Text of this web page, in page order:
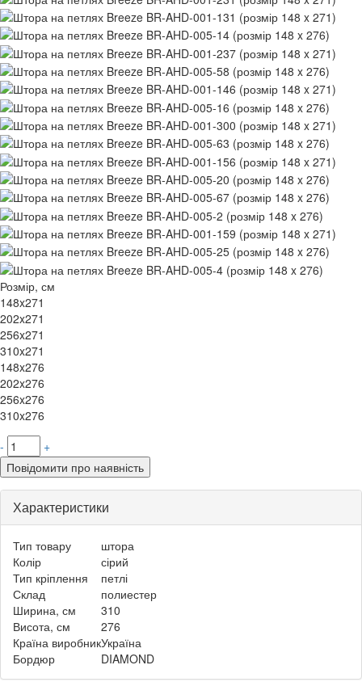
Розмір, см
148x271
202x271
256x271
310x271
148x276
202x276
256x276
310x276
-
+
Повідомити про наявність
Характеристики
Тип товару
штора
Колір
сірий
Тип кріплення
петлі
Склад
полиестер
Ширина, см
310
Висота, см
276
Країна виробникУкраїна
Бордюр
DIAMOND